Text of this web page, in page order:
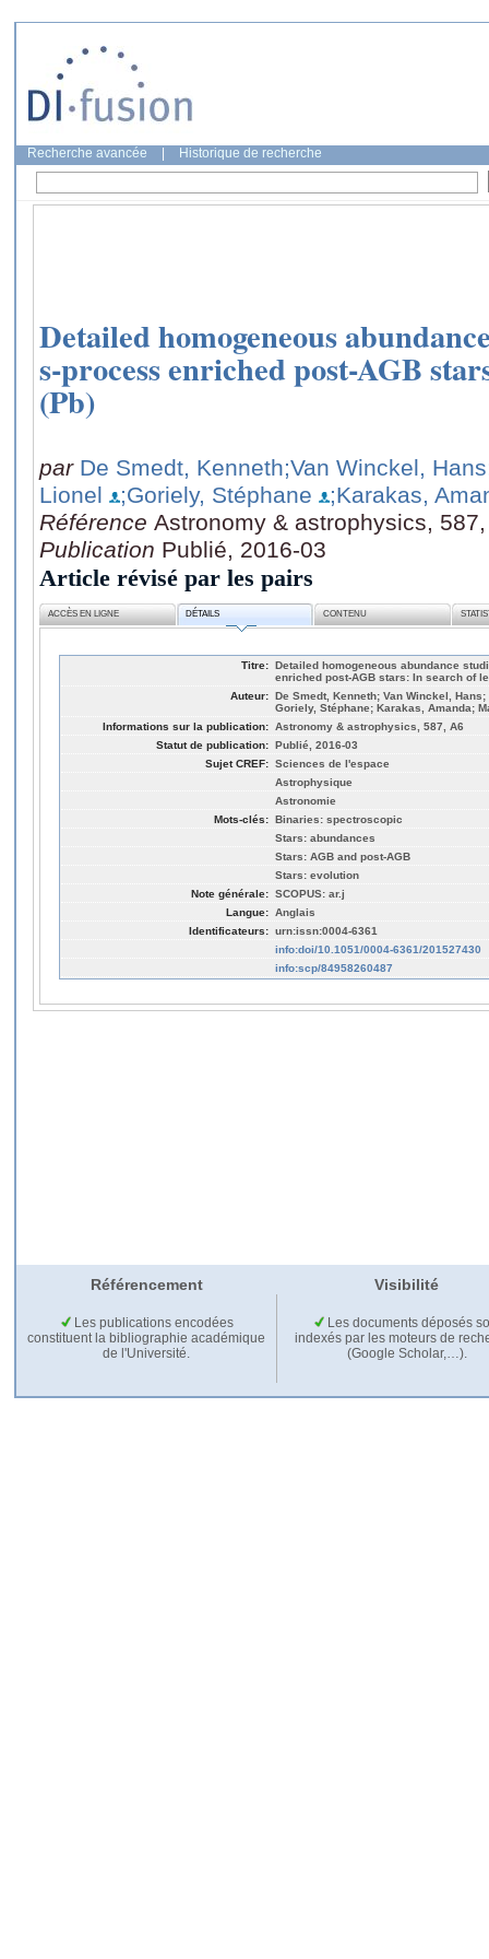
Recherche avancée Historique de recherche
Detailed homogeneous
s-process enriched post-AGB
(Pb)
par De Smedt, Kenneth;Van Winckel, Hans
Lionel
;Goriely, Stéphane
;Karakas,
Référence Astronomy & astrophysics,
Publication Publié, 2016-03
Article révisé par les pairs
ACCÈS EN LIGNE DÉTAILS CONTENU
Titre: Detailed homogeneous abundance
enriched post-AGB stars: In search of
Auteur: De Smedt, Kenneth; Van Winckel,
Goriely, Stéphane; Karakas, Amanda;
Informations sur la publication: Astronomy & astrophysics, 587, A6
Statut de publication: Publié, 2016-03
Sujet CREF: Sciences de l'espace
Astrophysique
Astronomie
Mots-clés: Binaries: spectroscopic
Stars: abundances
Stars: AGB and post-AGB
Stars: evolution
Note générale: SCOPUS: ar.j
Langue: Anglais
Identificateurs: urn:issn:0004-6361
info:doi/10.1051/0004-6361/201527430
info:scp/84958260487
Référencement Visibilité
Les publications encodées
constituent la bibliographie académique
de l'Université.
Les documents déposés
indexés par les moteurs de
(Google Scholar,…).